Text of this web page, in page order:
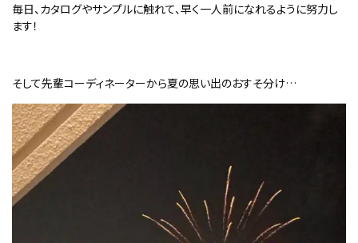
毎日、カタログやサンプルに触れて、早く一人前になれるように努力し
ます！
そして先輩コーディネーターから夏の思い出のおすそ分け…